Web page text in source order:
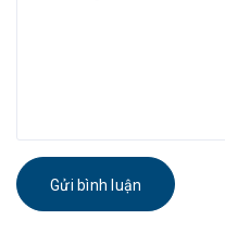
Gửi bình luận